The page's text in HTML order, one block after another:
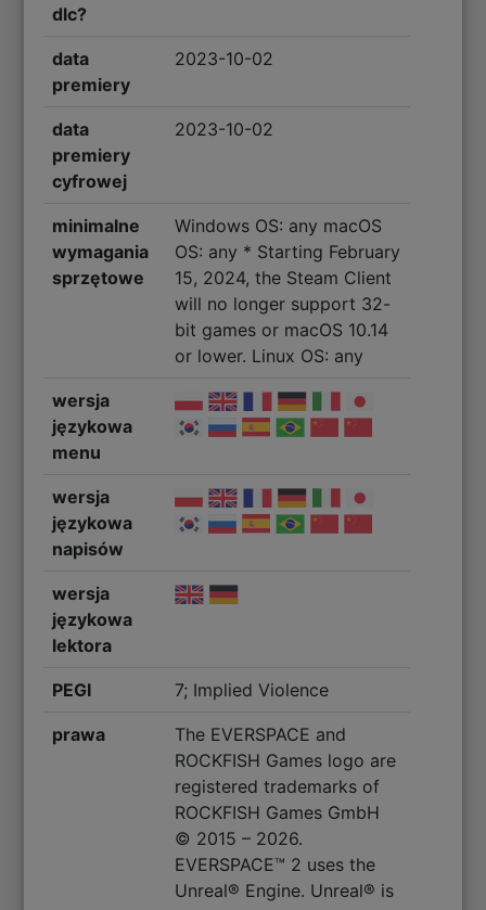
dlc?
data
premiery
2023-10-02
data
premiery
cyfrowej
2023-10-02
minimalne
wymagania
sprzętowe
Windows OS: any macOS
OS: any * Starting February
15, 2024, the Steam Client
will no longer support 32-
bit games or macOS 10.14
or lower. Linux OS: any
wersja
językowa
menu
wersja
językowa
napisów
wersja
językowa
lektora
PEGI 7; Implied Violence
prawa
The EVERSPACE and
ROCKFISH Games logo are
registered trademarks of
ROCKFISH Games GmbH
© 2015 – 2026.
EVERSPACE™ 2 uses the
Unreal® Engine. Unreal® is